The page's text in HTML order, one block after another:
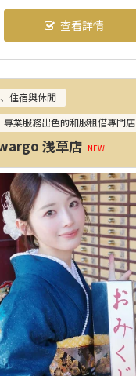
查看詳情
住宿與休閒
專業服務出色的和服租借專門店
浅草店 NEW